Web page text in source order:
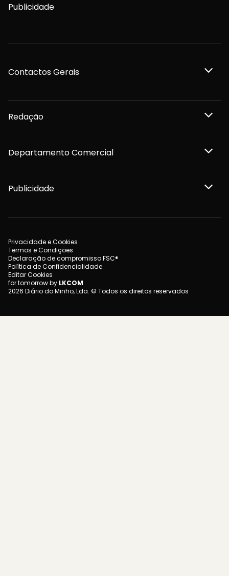
Publicidade
Contactos Gerais
Redação
Departamento Comercial
Publicidade
Privacidade e Cookies
Termos e Condições
Declaração de compromisso FSC®
Política de Confidencialidade
Editar Cookies
for tomorrow by LKCOM
2026 Diário do Minho, Lda. © Todos os direitos reservados